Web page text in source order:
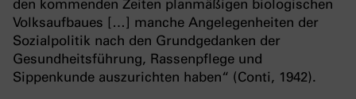
den kommenden Zeiten planmäßigen biologischen
Volksaufbaues […] manche Angelegenheiten der
Sozialpolitik nach den Grundgedanken der
Gesundheitsführung, Rassenpflege und
Sippenkunde auszurichten haben“ (Conti, 1942).